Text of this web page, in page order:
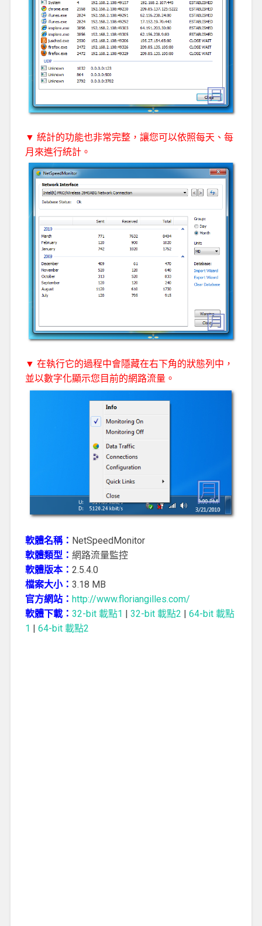
▼ 統計的功能也非常完整，讓您可以依照每天、每
月來進行統計。
▼ 在執行它的過程中會隱藏在右下角的狀態列中，
並以數字化顯示您目前的網路流量。
軟體名稱： NetSpeedMonitor
軟體類型： 網路流量監控
軟體版本： 2.5.4.0
檔案大小： 3.18 MB
官方網站： http://www.floriangilles.com/
軟體下載： 32-bit 載點1 | 32-bit 載點2 | 64-bit 載點
1 | 64-bit 載點2